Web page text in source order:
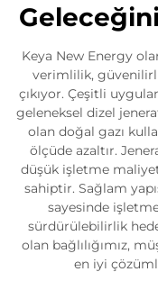
Keya New Energy
verimlilik,
çıkıyor. Çeşitli
geleneksel dizel
olan doğal gazı
ölçüde azaltır.
düşük işletme
sahiptir. Sağlam
sayesinde
sürdürülebilirlik
olan bağlılığımız,
en iyi